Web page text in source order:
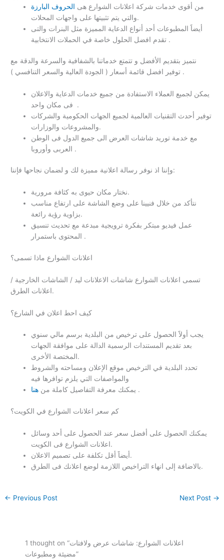
من أقوى خدمات شركة اعلانات الشوارع هى الحروف البارزة
والتي يتم تثبيتها على واجهات المحلات.
أيضاََ المطبوعات أحد أنواع الدعاية المميزة مثل البنرات والتى
تقدم افضل الحلول خاصة في الحملات الانتخابية .
نتميز بتقديم الأفضل و تتمتع خدماتنا بالشفافية والسرعة والدقة مع
توفير افضل قائمة أسعار ( الجودة العالية والسعر التنافسي ) .
يمكن لجميع العملاء الاستفادة من جميع خدمات الدعاية والاعلان
فى مكان واحد .
توفير أحدث التقنيات العالمية لجميع الجهات الحكومية والشركات
والمشروعات والوزارات.
مع خدمة توريد شاشات العرض الى جميع الدول فى الوطن
العربى وأوروبا .
وإننا اذ نوفر رسالة اعلانية مميزة لك و لضمان نجاحها فإننا:
نختار مكان حيوى به كثافة مرورية.
نتأكد من خلال فنيينا على وضع الشاشة على ارتفاع مناسب
بزاوية رؤية رائعة.
عمل فيديو مبتكر بفكرة ترويجية مبدعة مع تحديث تنسيق
المحتوى باستمرار .
اعلانات الشوارع ماذا تسمى؟
تسمى اعلانات الشوارع شاشات الاعلانات ليد / الشاشات الخارجية /
اعلانات الطرق.
كيف احط اعلان في الشارع؟
يجب أولاََ الحصول على ترخيص من البلدية برسم مالي سنوي
بعد تقديم المستندات الرسمية الدالة على موافقة الجهات
المختصة الأخرى.
تحدد البلدية في الترخيص موقع الإعلان ومساحته والشروط
والمواصفات التي يلزم توافرها فيه
يمكنك معرفة التفاصيل كاملة من هنا .
كم سعر اعلانات الشوارع في الكويت؟
يمكنك الحصول على أفضل سعر عند الحصول على أحد وسائل
اعلانات الشوارع فى الكويت.
أيضاََ أقل تكلفة على تصميم الاعلان.
بالاضافة إلى انهاء التراخيص اللازمة لوضع اعلانك فى الطرق.
← Previous Post Next Post →
1 thought on “اعلانات الشوارع: شاشات عرض ولافتات
مضيئة ومطبوعات”